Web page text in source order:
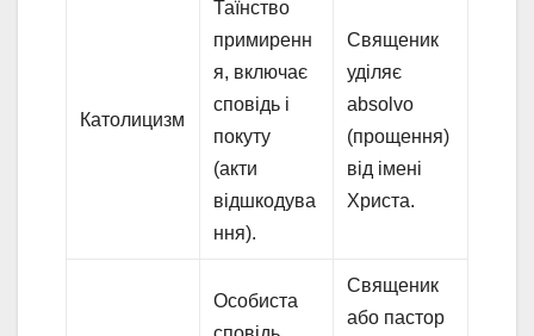
Католицизм
Таїнство
примиренн
я, включає
сповідь і
покуту
(акти
відшкодува
ння).
Священик
уділяє
absolvo
(прощення)
від імені
Христа.
Особиста
Священик
або пастор